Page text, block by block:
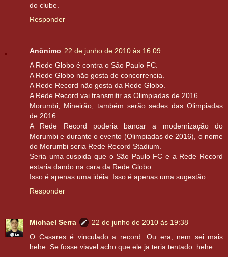
do clube.
Responder
Anônimo 22 de junho de 2010 às 16:09
A Rede Globo é contra o São Paulo FC.
A Rede Globo não gosta de concorrencia.
A Rede Record não gosta da Rede Globo.
A Rede Record vai transmitir as Olimpiadas de 2016.
Morumbi, Mineirão, também serão sedes das Olimpiadas
de 2016.
A Rede Record poderia bancar a modernização do
Morumbi e durante o evento (Olimpiadas de 2016), o nome
do Morumbi seria Rede Record Stadium.
Seria uma cuspida que o São Paulo FC e a Rede Record
estaria dando na cara da Rede Globo.
Isso é apenas uma idéia. Isso é apenas uma sugestão.
Responder
Michael Serra
22 de junho de 2010 às 19:38
O Casares é vinculado a record. Ou era, nem sei mais
hehe. Se fosse viavel acho que ele ja teria tentado. hehe.